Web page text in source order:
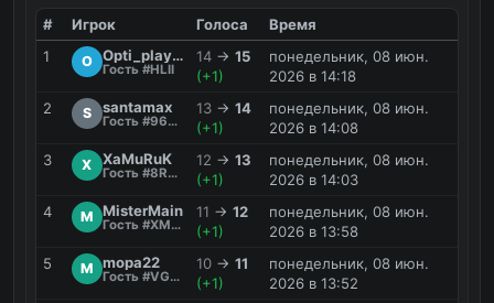
# Игрок Голоса
Время
1
O Opti_player
Гость #HLII
14→ 15
(+1)
понедельник, 08 июн.
2026 в 14:18
2
S santamax
Гость #96GN
13→ 14
(+1)
понедельник, 08 июн.
2026 в 14:08
3
X XaMuRuK
Гость #8R6F
12 → 13
(+1)
понедельник, 08 июн.
2026 в 14:03
4
M MisterMain
Гость #XMW3
11 → 12
(+1)
понедельник, 08 июн.
2026 в 13:58
5
M mopa22
Гость #VGK3
10→ 11
(+1)
понедельник, 08 июн.
2026 в 13:52